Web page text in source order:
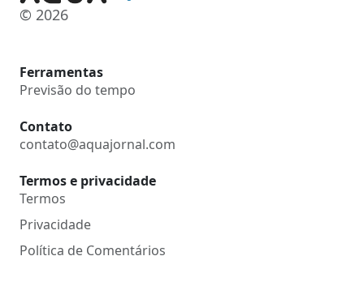
© 2026
Ferramentas
Previsão do tempo
Contato
contato@aquajornal.com
Termos e privacidade
Termos
Privacidade
Política de Comentários